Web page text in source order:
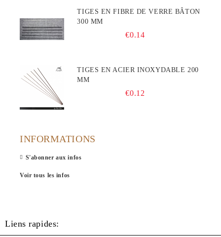
TIGES EN FIBRE DE VERRE BÂTON
300 MM
€0.14
TIGES EN ACIER INOXYDABLE 200
MM
€0.12
INFORMATIONS
S'abonner aux infos
Voir tous les infos
Liens rapides: